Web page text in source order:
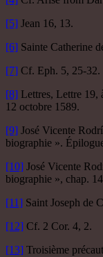
[5] Jean 16, 13.
[6] Sainte Catherine
[7] Cf. Eph. 5, 25-32.
[8] Lettres, Lettre 19,
12 octobre 1589.
[9] José Vicente
biographie ».
[10] José Vicente
biographie », chap.
[11] Saint Joseph de
[12] Cf. 2 Cor. 4, 2.
[13] Troisième